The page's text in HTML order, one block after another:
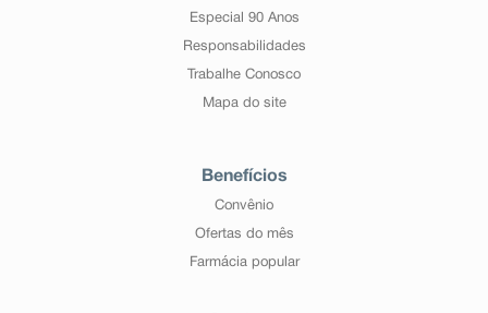
Especial 90 Anos
Responsabilidades
Trabalhe Conosco
Mapa do site
Benefícios
Convênio
Ofertas do mês
Farmácia popular